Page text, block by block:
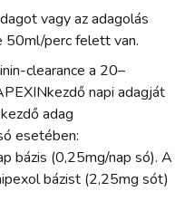
vagy az adagolás
50ml/perc felett van.
clearance a 20–
napi adagját
adag
esetében:
bázis (0,25mg/nap só). A
bázist (2,25mg sót)